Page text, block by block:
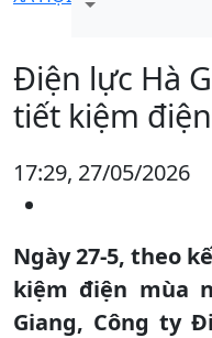
Điện lực Hà
tiết kiệm
17:29, 27/05/2026
Ngày 27-5, theo
kiệm điện mùa
Giang, Công ty